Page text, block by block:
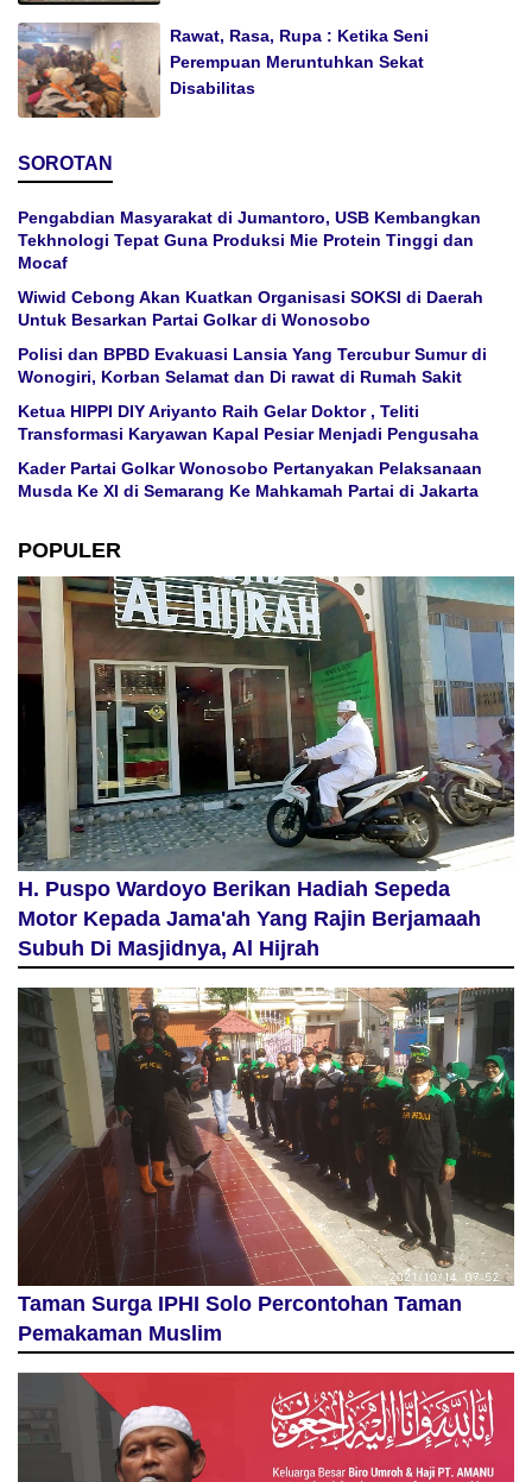
Rawat, Rasa, Rupa : Ketika Seni
Perempuan Meruntuhkan Sekat
Disabilitas
SOROTAN
Pengabdian Masyarakat di Jumantoro, USB Kembangkan
Tekhnologi Tepat Guna Produksi Mie Protein Tinggi dan
Mocaf
Wiwid Cebong Akan Kuatkan Organisasi SOKSI di Daerah
Untuk Besarkan Partai Golkar di Wonosobo
Polisi dan BPBD Evakuasi Lansia Yang Tercubur Sumur di
Wonogiri, Korban Selamat dan Di rawat di Rumah Sakit
Ketua HIPPI DIY Ariyanto Raih Gelar Doktor , Teliti
Transformasi Karyawan Kapal Pesiar Menjadi Pengusaha
Kader Partai Golkar Wonosobo Pertanyakan Pelaksanaan
Musda Ke XI di Semarang Ke Mahkamah Partai di Jakarta
POPULER
H. Puspo Wardoyo Berikan Hadiah Sepeda
Motor Kepada Jama'ah Yang Rajin Berjamaah
Subuh Di Masjidnya, Al Hijrah
Taman Surga IPHI Solo Percontohan Taman
Pemakaman Muslim